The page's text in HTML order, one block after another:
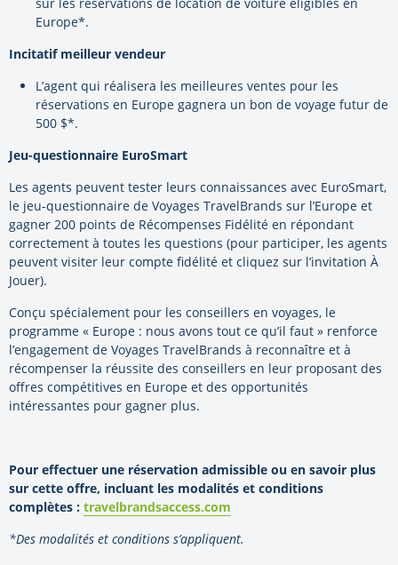
Europe*.
Incitatif meilleur vendeur
L’agent qui réalisera les meilleures ventes pour les
réservations en Europe gagnera un bon de voyage futur de
500 $*.
Jeu-questionnaire EuroSmart
Les agents peuvent tester leurs connaissances avec EuroSmart,
le jeu-questionnaire de Voyages TravelBrands sur l’Europe et
gagner 200 points de Récompenses Fidélité en répondant
correctement à toutes les questions (pour participer, les agents
peuvent visiter leur compte fidélité et cliquez sur l’invitation À
Jouer).
Conçu spécialement pour les conseillers en voyages, le
programme « Europe : nous avons tout ce qu’il faut » renforce
l’engagement de Voyages TravelBrands à reconnaître et à
récompenser la réussite des conseillers en leur proposant des
offres compétitives en Europe et des opportunités
intéressantes pour gagner plus.
Pour effectuer une réservation admissible ou en savoir plus
sur cette offre, incluant les modalités et conditions
complètes : travelbrandsaccess.com
*Des modalités et conditions s’appliquent.